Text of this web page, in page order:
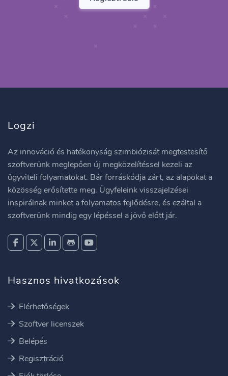
Logzi
Az innováció és hatékonyság szimbiózisát megtestesítő
szoftverünk meglepően új megközelítéssel kezeli az
ügyviteli folyamatokat. Bár forráskódja zárt, az alapokat a
közösség erősítette meg. Ügyfeleink visszajelzései
inspirálnak minket a folyamatos fejlődésre, és ezáltal a
szoftverünk mindig egy lépéssel a jövő előtt jár.
Hasznos hivatkozások
Elérhetőségek
Szoftver licenszek
Belépés
Regisztráció